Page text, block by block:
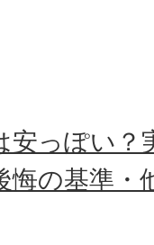
安っぽい？
悔の基準・